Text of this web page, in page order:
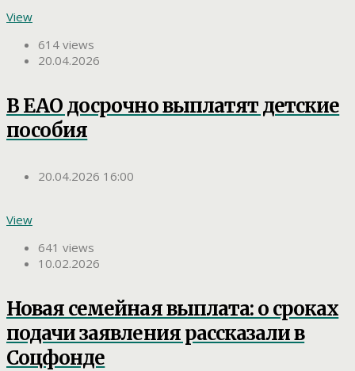
View
614 views
20.04.2026
В ЕАО досрочно выплатят детские
пособия
20.04.2026 16:00
View
641 views
10.02.2026
Новая семейная выплата: о сроках
подачи заявления рассказали в
Соцфонде